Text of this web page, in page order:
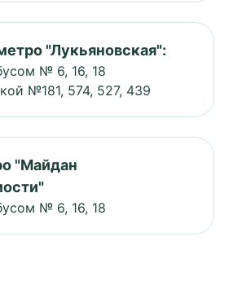
"Лукьяновская":
№ 6, 16, 18
№181, 574, 527, 439
"Майдан
№ 6, 16, 18